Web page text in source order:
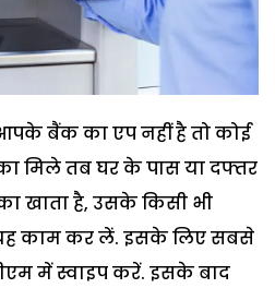
बैंक का एप नहीं है तो कोई
मिले तब घर के पास या दफ्तर
खाता है, उसके किसी भी
काम कर लें. इसके लिए सबसे
में स्वाइप करें. इसके बाद